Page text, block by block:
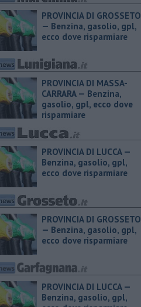
PROVINCIA DI GROSSETO
— ​Benzina, gasolio, gpl,
ecco dove risparmiare
PROVINCIA DI MASSA-
CARRARA — ​Benzina,
gasolio, gpl, ecco dove
risparmiare
PROVINCIA DI LUCCA — ​
Benzina, gasolio, gpl,
ecco dove risparmiare
PROVINCIA DI GROSSETO
— ​Benzina, gasolio, gpl,
ecco dove risparmiare
PROVINCIA DI LUCCA — ​
Benzina, gasolio, gpl,